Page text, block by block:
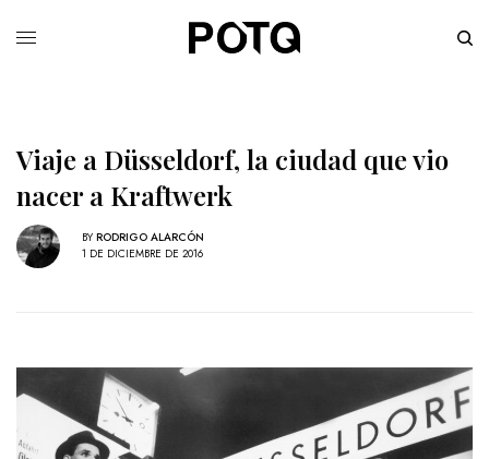
Viaje a Düsseldorf, la ciudad que vio
nacer a Kraftwerk
BY RODRIGO ALARCÓN
1 DE DICIEMBRE DE 2016